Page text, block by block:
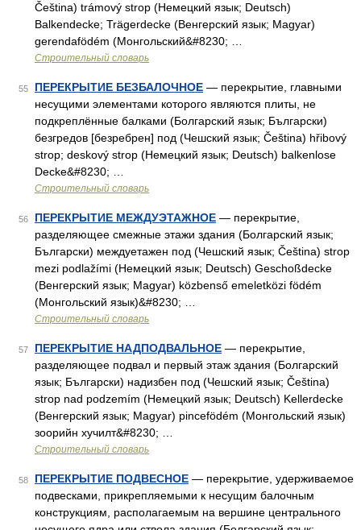
Čeština) trámový strop (Немецкий язык; Deutsch)
Balkendecke; Trägerdecke (Венгерский язык; Magyar)
gerendafödém (Монгольский&#8230; …
Строительный словарь
55 ПЕРЕКРЫТИЕ БЕЗБАЛОЧНОЕ — перекрытие, главными
несущими элементами которого являются плиты, не
подкреплённые балками (Болгарский язык; Български)
безгредов [безребрен] под (Чешский язык; Čeština) hřibový
strop; deskový strop (Немецкий язык; Deutsch) balkenlose
Decke&#8230; …
Строительный словарь
56 ПЕРЕКРЫТИЕ МЕЖДУЭТАЖНОЕ — перекрытие,
разделяющее смежные этажи здания (Болгарский язык;
Български) междуетажен под (Чешский язык; Čeština) strop
mezi podlažími (Немецкий язык; Deutsch) Geschoßdecke
(Венгерский язык; Magyar) közbenső emeletközi födém
(Монгольский язык)&#8230; …
Строительный словарь
57 ПЕРЕКРЫТИЕ НАДПОДВАЛЬНОЕ — перекрытие,
разделяющее подвал и первый этаж здания (Болгарский
язык; Български) надизбен под (Чешский язык; Čeština)
strop nad podzemím (Немецкий язык; Deutsch) Kellerdecke
(Венгерский язык; Magyar) pincefödém (Монгольский язык)
зоорийн хучилт&#8230; …
Строительный словарь
58 ПЕРЕКРЫТИЕ ПОДВЕСНОЕ — перекрытие, удерживаемое
подвесками, прикрепляемыми к несущим балочным
конструкциям, располагаемым на вершине центрального